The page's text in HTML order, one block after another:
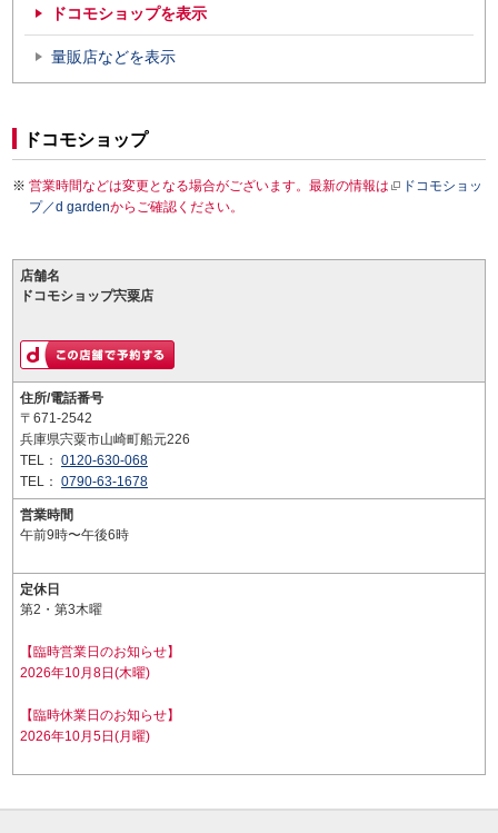
ドコモショップを表示
量販店などを表示
ドコモショップ
営業時間などは変更となる場合がございます。最新の情報は
ドコモショッ
プ／d gardenからご確認ください。
店舗名
ドコモショップ宍粟店
住所/電話番号
〒671-2542
兵庫県宍粟市山崎町船元226
TEL： 0120-630-068
TEL： 0790-63-1678
営業時間
午前9時〜午後6時
定休日
第2・第3木曜
【臨時営業日のお知らせ】
2026年10月8日(木曜)
【臨時休業日のお知らせ】
2026年10月5日(月曜)